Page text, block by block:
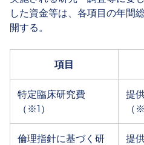
した資金等は、各項目の年間
開する。
項目
特定臨床研究費
（※1）
提
（
倫理指針に基づく研
提